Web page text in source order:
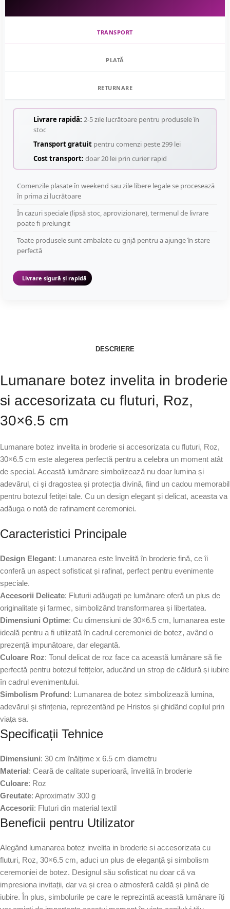
TRANSPORT
PLATĂ
RETURNARE
Livrare rapidă: 2-5 zile lucrătoare pentru produsele în
stoc
Transport gratuit pentru comenzi peste 299 lei
Cost transport: doar 20 lei prin curier rapid
Comenzile plasate în weekend sau zile libere legale se procesează
în prima zi lucrătoare
În cazuri speciale (lipsă stoc, aprovizionare), termenul de livrare
poate fi prelungit
Toate produsele sunt ambalate cu grijă pentru a ajunge în stare
perfectă
Livrare sigură și rapidă
DESCRIERE
Lumanare botez invelita in broderie
si accesorizata cu fluturi, Roz,
30×6.5 cm
Lumanare botez invelita in broderie si accesorizata cu fluturi, Roz,
30×6.5 cm este alegerea perfectă pentru a celebra un moment atât
de special. Această lumânare simbolizează nu doar lumina și
adevărul, ci și dragostea și protecția divină, fiind un cadou memorabil
pentru botezul fetiței tale. Cu un design elegant și delicat, aceasta va
adăuga o notă de rafinament ceremoniei.
Caracteristici Principale
Design Elegant: Lumanarea este învelită în broderie fină, ce îi
conferă un aspect sofisticat și rafinat, perfect pentru evenimente
speciale.
Accesorii Delicate: Fluturii adăugați pe lumânare oferă un plus de
originalitate și farmec, simbolizând transformarea și libertatea.
Dimensiuni Optime: Cu dimensiuni de 30×6.5 cm, lumanarea este
ideală pentru a fi utilizată în cadrul ceremoniei de botez, având o
prezență impunătoare, dar elegantă.
Culoare Roz: Tonul delicat de roz face ca această lumânare să fie
perfectă pentru botezul fetițelor, aducând un strop de căldură și iubire
în cadrul evenimentului.
Simbolism Profund: Lumanarea de botez simbolizează lumina,
adevărul și sfințenia, reprezentând pe Hristos și ghidând copilul prin
viața sa.
Specificații Tehnice
Dimensiuni: 30 cm înălțime x 6.5 cm diametru
Material: Ceară de calitate superioară, învelită în broderie
Culoare: Roz
Greutate: Aproximativ 300 g
Accesorii: Fluturi din material textil
Beneficii pentru Utilizator
Alegând lumanarea botez invelita in broderie si accesorizata cu
fluturi, Roz, 30×6.5 cm, aduci un plus de eleganță și simbolism
ceremoniei de botez. Designul său sofisticat nu doar că va
impresiona invitații, dar va și crea o atmosferă caldă și plină de
iubire. În plus, simbolurile pe care le reprezintă această lumânare îți